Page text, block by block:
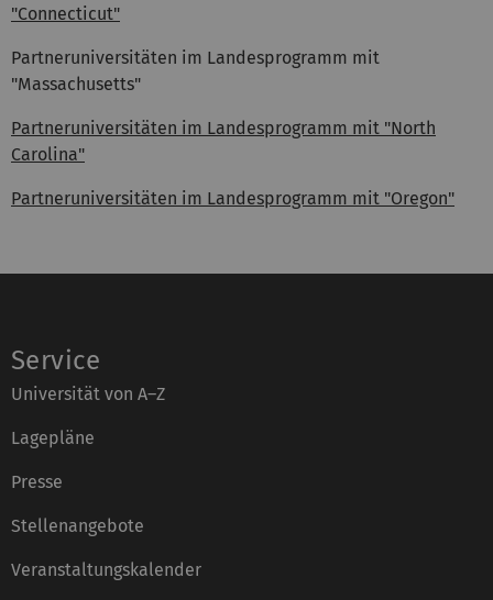
"Connecticut"
Partneruniversitäten im Landesprogramm mit
"Massachusetts"
Partneruniversitäten im Landesprogramm mit "North
Carolina"
Partneruniversitäten im Landesprogramm mit "Oregon"
Service
Universität von A–Z
Lagepläne
Presse
Stellenangebote
Veranstaltungskalender